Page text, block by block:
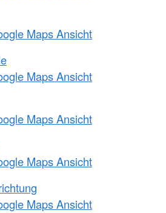
Maps Ansicht
Maps Ansicht
Maps Ansicht
Maps Ansicht
Maps Ansicht